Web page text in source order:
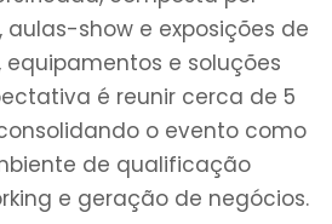
aulas-show e exposições de
equipamentos e soluções
é reunir cerca de 5
o evento como
de qualificação
e geração de negócios.